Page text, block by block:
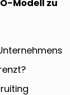
Modell zu